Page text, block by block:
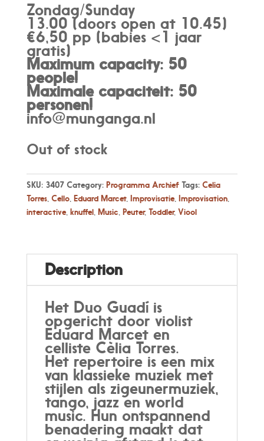
Zondag/Sunday
13.00 (doors open at 10.45)
€6,50 pp (babies <1 jaar
gratis)
Maximum capacity: 50
people!
Maximale capaciteit: 50
personen!
info@munganga.nl
Out of stock
SKU: 3407 Category: Programma Archief Tags: Celia
Torres, Cello, Eduard Marcet, Improvisatie, Improvisation,
interactive, knuffel, Music Peuter, Toddler, Viool
Description
Het Duo Guadí is
opgericht door violist
Eduard Marcet en
celliste Cèlia Torres.
Het repertoire is een mix
van klassieke muziek met
stijlen als zigeunermuziek,
tango, jazz en world
music. Hun ontspannend
benadering maakt dat